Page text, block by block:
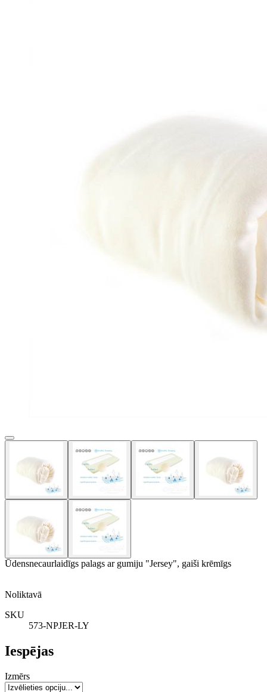
Ūdensnecaurlaidīgs palags ar gumiju "Jersey", gaiši krēmīgs
Noliktavā
SKU
573-NPJER-LY
Iespējas
Izmērs